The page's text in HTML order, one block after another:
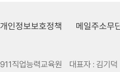
개인정보보호정책 메일주소무
911직업능력교육원 대표자 : 김기덕